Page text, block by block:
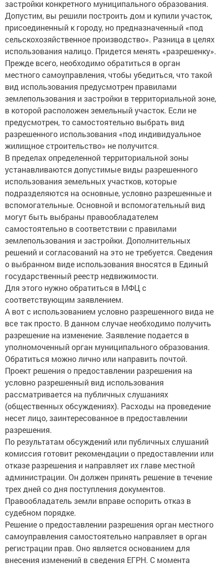
застройки конкретного муниципального образования.
Допустим, вы решили построить дом и купили участок,
присоединенный к городу, но предназначенный «под
сельскохозяйственное производство». Разница в целях
использования налицо. Придется менять «разрешенку».
Прежде всего, необходимо обратиться в орган
местного самоуправления, чтобы убедиться, что такой
вид использования предусмотрен правилами
землепользования и застройки в территориальной зоне,
в которой расположен земельный участок. Если не
предусмотрен, то самостоятельно выбрать вид
разрешенного использования «под индивидуальное
жилищное строительство» не получится.
В пределах определенной территориальной зоны
устанавливаются допустимые виды разрешенного
использования земельных участков, которые
подразделяются на основные, условно разрешенные и
вспомогательные. Основной и вспомогательный вид
могут быть выбраны правообладателем
самостоятельно в соответствии с правилами
землепользования и застройки. Дополнительных
решений и согласований на это не требуется. Сведения
о выбранном виде использования вносятся в Единый
государственный реестр недвижимости.
Для этого нужно обратиться в МФЦ с
соответствующим заявлением.
А вот с использованием условно разрешенного вида не
все так просто. В данном случае необходимо получить
разрешение на изменение. Заявление подается в
уполномоченный орган муниципального образования.
Обратиться можно лично или направить почтой.
Проект решения о предоставлении разрешения на
условно разрешенный вид использования
рассматривается на публичных слушаниях
(общественных обсуждениях). Расходы на проведение
несет лицо, заинтересованное в предоставлении
разрешения.
По результатам обсуждений или публичных слушаний
комиссия готовит рекомендации о предоставлении или
отказе разрешения и направляет их главе местной
администрации. Он должен принять решение в течение
трех дней со дня поступления документов.
Правообладатель земли вправе оспорить отказ в
судебном порядке.
Решение о предоставлении разрешения орган местного
самоуправления самостоятельно направляет в орган
регистрации прав. Оно является основанием для
внесения изменений в сведения ЕГРН. С момента